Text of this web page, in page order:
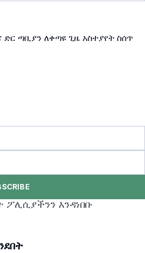
ጣቢያን ለቀጣዩ ጊዜ አስተያየት ስሰጥ
ፖሊሲያችንን እንዳነበቡ